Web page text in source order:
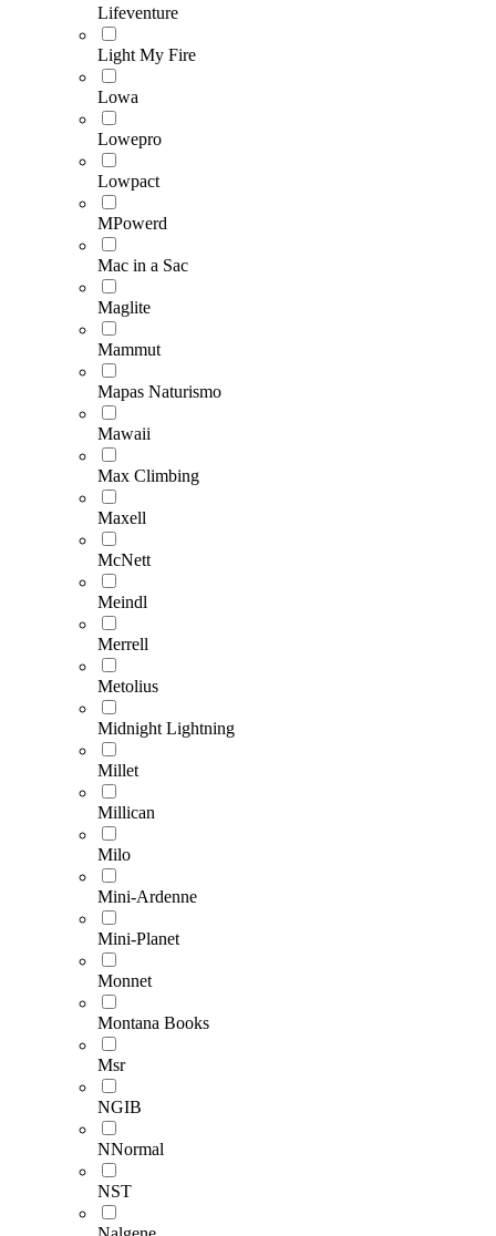
Lifeventure
Light My Fire
Lowa
Lowepro
Lowpact
MPowerd
Mac in a Sac
Maglite
Mammut
Mapas Naturismo
Mawaii
Max Climbing
Maxell
McNett
Meindl
Merrell
Metolius
Midnight Lightning
Millet
Millican
Milo
Mini-Ardenne
Mini-Planet
Monnet
Montana Books
Msr
NGIB
NNormal
NST